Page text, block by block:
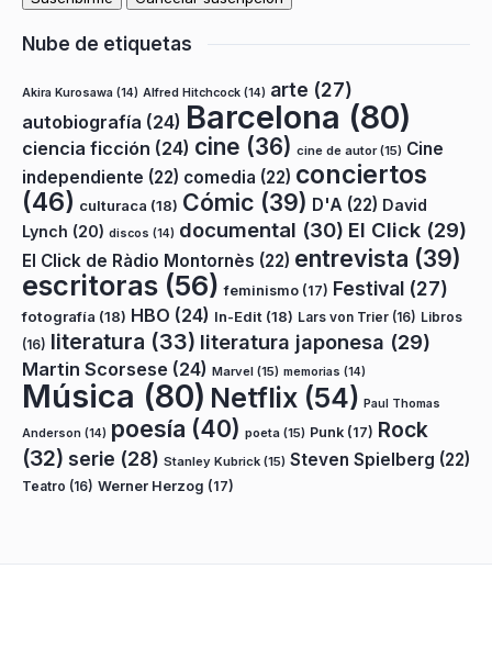
Nube de etiquetas
Akira Kurosawa (14) Alfred Hitchcock (14) arte (27)
autobiografía (24) Barcelona (80)
ciencia ficción (24) cine (36) cine de autor(15) Cine
independiente (22) comedia (22) conciertos
(46) culturaca (18) Cómic (39) D'A (22) David
Lynch (20) discos (14) documental (30) El Click (29)
El Click de Ràdio Montornès (22) entrevista (39)
escritoras (56) feminismo (17) Festival (27)
fotografía (18) HBO (24) In-Edit (18) Lars von Trier (16) Libros
(16) literatura (33) literatura japonesa (29)
Martin Scorsese (24) Marvel (15) memorias (14)
Música (80) Netflix (54) Paul Thomas
Anderson (14) poesía (40) poeta (15) Punk (17) Rock
(32) serie (28) Stanley Kubrick (15) Steven Spielberg (22)
Teatro (16) Werner Herzog (17)